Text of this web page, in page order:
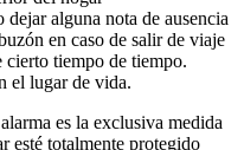
dejar alguna nota de ausencia
en caso de salir de viaje
tiempo de tiempo.
el lugar de vida.
es la exclusiva medida
esté totalmente protegido